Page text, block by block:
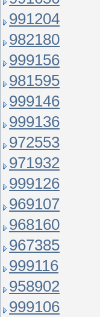
991204
982180
999156
981595
999146
999136
972553
971932
999126
969107
968160
967385
999116
958902
999106